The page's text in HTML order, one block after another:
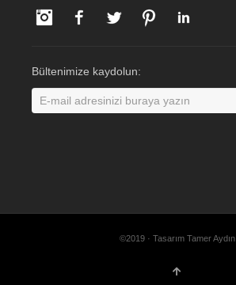
InstagramFacebookTwitter Pinterest
Bültenimize kaydolun:
©2019 · Tasarım Tamer Aydın